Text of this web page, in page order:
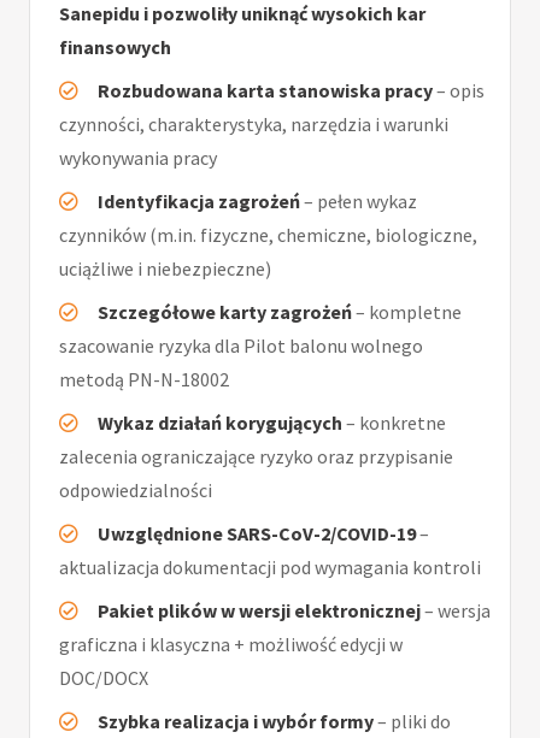
Sanepidu i pozwoliły uniknąć wysokich kar
finansowych
Rozbudowana karta stanowiska pracy– opis
czynności, charakterystyka, narzędzia i warunki
wykonywania pracy
Identyfikacja zagrożeń– pełen wykaz
czynników (m.in. fizyczne, chemiczne, biologiczne,
uciążliwe i niebezpieczne)
Szczegółowe karty zagrożeń– kompletne
szacowanie ryzyka dla Pilot balonu wolnego
metodą PN-N-18002
Wykaz działań korygujących – konkretne
zalecenia ograniczające ryzyko oraz przypisanie
odpowiedzialności
Uwzględnione SARS-CoV-2/COVID-19–
aktualizacja dokumentacji pod wymagania kontroli
Pakiet plików w wersji elektronicznej– wersja
graficzna i klasyczna + możliwość edycji w
DOC/DOCX
Szybka realizacja i wybór formy– pliki do